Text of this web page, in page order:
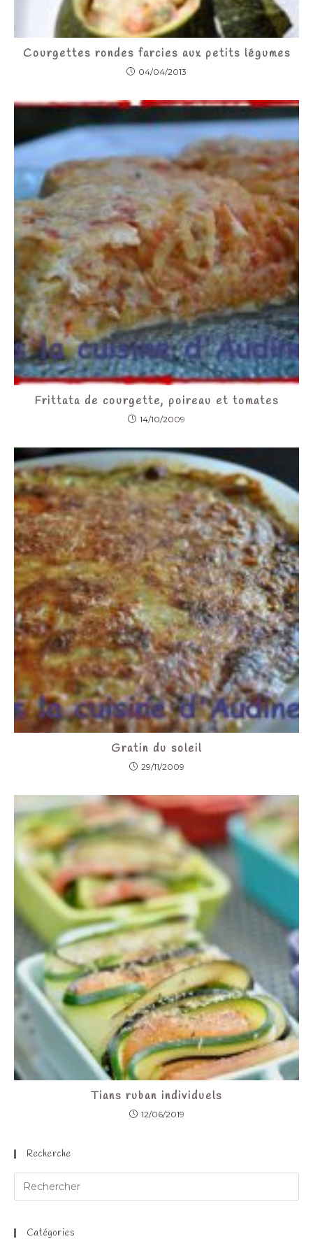
Courgettes rondes farcies aux petits légumes
04/04/2013
Frittata de courgette, poireau et tomates
14/10/2009
Gratin du soleil
29/11/2009
Tians ruban individuels
12/06/2019
Recherche
Catégories